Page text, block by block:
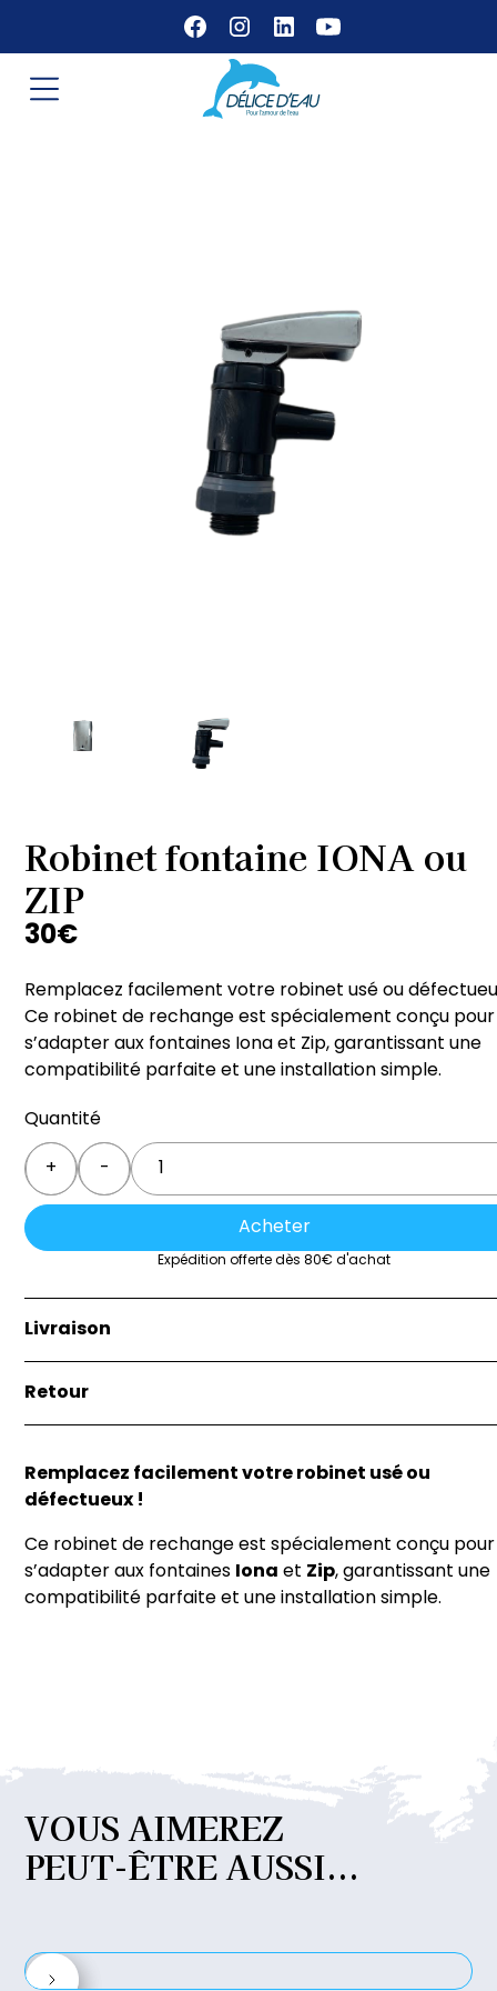
Robinet fontaine IONA ou
ZIP
30€
Remplacez facilement votre robinet usé ou
Ce robinet de rechange est spécialement conçu pour
s’adapter aux fontaines Iona et Zip, garantissant une
compatibilité parfaite et une installation simple.
Quantité
+ -
Quantity
Acheter
Expédition offerte dès 80€ d'achat
Livraison
marchandise à l’acheteur, soit au lieu indiqué par
l’acheteur sur le bon de commande.
Retour
jours pour le retourner dans son état d'origine. Les
de retour sont à votre charge, sauf si le produit est
client.
Remplacez facilement votre robinet usé ou
défectueux !
Ce robinet de rechange est spécialement conçu pour
s’adapter aux fontaines
Iona et Zip, garantissant une
compatibilité parfaite et une installation simple.
VOUS AIMEREZ
PEUT-ÊTRE AUSSI...